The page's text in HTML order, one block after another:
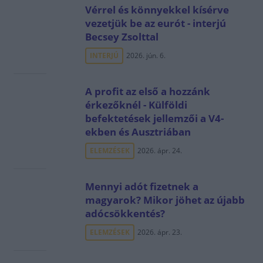
Vérrel és könnyekkel kísérve
vezetjük be az eurót - interjú
Becsey Zsolttal
INTERJÚ 2026. jún. 6.
A profit az első a hozzánk
érkezőknél - Külföldi
befektetések jellemzői a V4-
ekben és Ausztriában
ELEMZÉSEK 2026. ápr. 24.
Mennyi adót fizetnek a
magyarok? Mikor jöhet az újabb
adócsökkentés?
ELEMZÉSEK 2026. ápr. 23.